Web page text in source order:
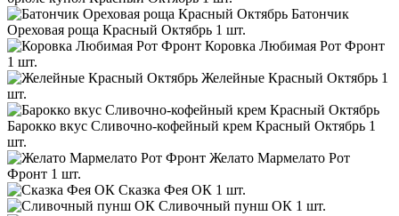
Батончик
Ореховая роща Красный Октябрь 1 шт.
Коровка Любимая Рот Фронт
1 шт.
Желейные Красный Октябрь 1
шт.
Барокко вкус Сливочно-кофейный крем Красный Октябрь 1
шт.
Желато Мармелато Рот
Фронт 1 шт.
Сказка Фея ОК 1 шт.
Сливочный пунш ОК 1 шт.